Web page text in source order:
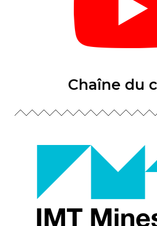
Chaîne du